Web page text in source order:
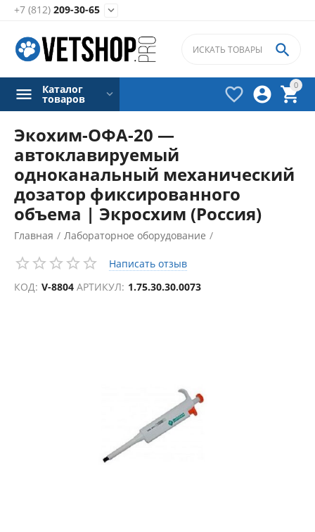
+7 (812) 209-30-65 
0




Каталог
товаров
Экохим-ОФА-20 —
автоклавируемый
одноканальный механический
дозатор фиксированного
объема | Экросхим (Россия)
Главная / Лабораторное оборудование /
Дозаторы лабораторные /
Написать отзыв
КОД: V-8804 АРТИКУЛ: 1.75.30.30.0073